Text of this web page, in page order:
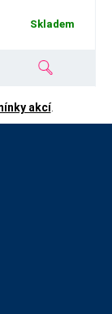
Skladem
akcí.